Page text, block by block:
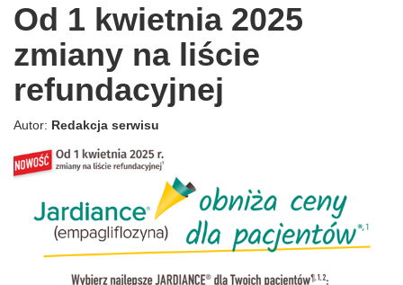
Od 1 kwietnia 2025
zmiany na liście
refundacyjnej
Autor: Redakcja serwisu